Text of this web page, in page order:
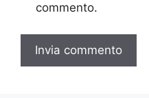
commento.